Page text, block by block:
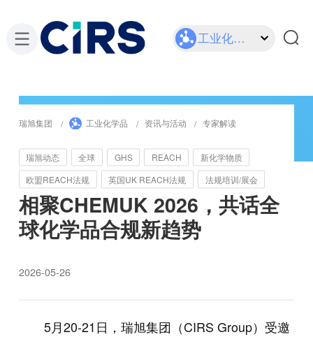
工业化学品
瑞旭集团 工业化学品 资讯与活动 专家解读
瑞旭动态 全球 GHS REACH
新化学物质
欧盟REACH法规
英国UK REACH法规 法规培训/展会
相聚CHEMUK 2026，共话全
球化学品合规新趋势
2026-05-26
5月20-21日，瑞旭集团（CIRS Group）受邀